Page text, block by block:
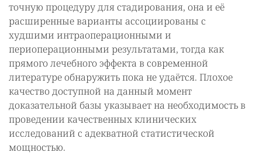
точную процедуру для стадирования, она и её
расширенные варианты ассоциированы с
худшими интраоперационными и
периоперационными результатами, тогда как
прямого лечебного эффекта в современной
литературе обнаружить пока не удаётся. Плохое
качество доступной на данный момент
доказательной базы указывает на необходимость в
проведении качественных клинических
исследований с адекватной статистической
мощностью.